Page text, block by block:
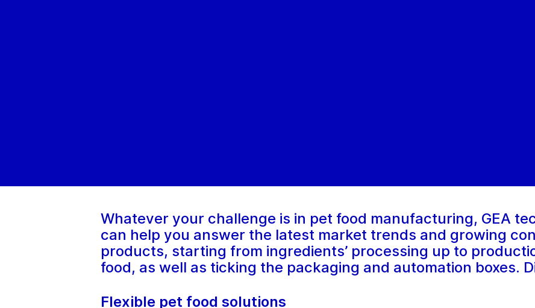
Whatever your challenge is in pet food manufacturing, GEA
can help you answer the latest market trends and growing
products, starting from ingredients’ processing up to
food, as well as ticking the packaging and automation boxes.
Flexible pet food solutions